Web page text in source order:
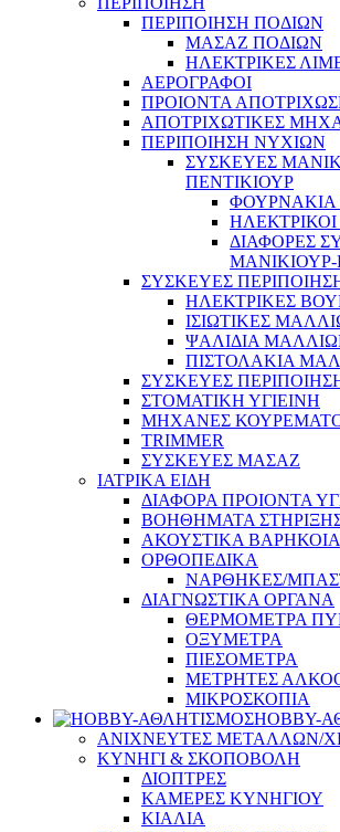
ΠΕΡΙΠΟΙΗΣΗ ΠΟΔΙΩΝ
ΜΑΣΑΖ ΠΟΔΙΩΝ
ΗΛΕΚΤΡΙΚΕΣ
ΑΕΡΟΓΡΑΦΟΙ
ΠΡΟΙΟΝΤΑ
ΑΠΟΤΡΙΧΩΤΙΚΕΣ
ΠΕΡΙΠΟΙΗΣΗ ΝΥΧΙΩΝ
ΣΥΣΚΕΥΕΣ
ΠΕΝΤΙΚΙΟΥΡ
ΦΟΥΡΝΑΚΙΑ
ΔΙΑΦΟΡΕΣ
ΣΥΣΚΕΥΕΣ
ΗΛΕΚΤΡΙΚΕΣ
ΙΣΙΩΤΙΚΕΣ
ΨΑΛΙΔΙΑ
ΠΙΣΤΟΛΑΚΙΑ
ΣΥΣΚΕΥΕΣ
ΣΤΟΜΑΤΙΚΗ ΥΓΙΕΙΝΗ
ΜΗΧΑΝΕΣ
TRIMMER
ΣΥΣΚΕΥΕΣ ΜΑΣΑΖ
ΙΑΤΡΙΚΑ ΕΙΔΗ
ΔΙΑΦΟΡΑ ΠΡΟΙΟΝΤΑ
ΒΟΗΘΗΜΑΤΑ
ΑΚΟΥΣΤΙΚΑ
ΟΡΘΟΠΕΔΙΚΑ
ΝΑΡΘΗΚΕΣ/
ΔΙΑΓΝΩΣΤΙΚΑ ΟΡΓΑΝΑ
ΘΕΡΜΟΜΕΤΡΑ
ΟΞΥΜΕΤΡΑ
ΠΙΕΣΟΜΕΤΡΑ
ΜΕΤΡΗΤΕΣ
ΜΙΚΡΟΣΚΟΠΙΑ
HOBBY-
ΑΝΙΧΝΕΥΤΕΣ ΜΕΤΑΛΛΩΝ/
ΚΥΝΗΓΙ & ΣΚΟΠΟΒΟΛΗ
ΔΙΟΠΤΡΕΣ
ΚΑΜΕΡΕΣ ΚΥΝΗΓΙΟΥ
ΚΙΑΛΙΑ